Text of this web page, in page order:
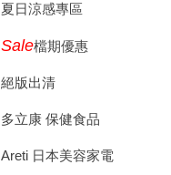
夏日涼感專區
Sale檔期優惠
絕版出清
多立康 保健食品
Areti 日本美容家電